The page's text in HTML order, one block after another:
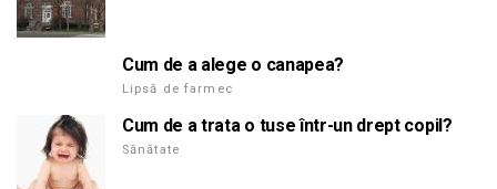
Cum de a alege o canapea?
Lipsă de farmec
Cum de a trata o tuse într-un drept copil?
Sănătate